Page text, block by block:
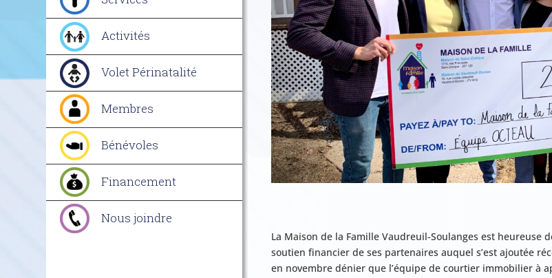
Activités
Volet Périnatalité
Membres
Bénévoles
Financement
Nous joindre
La Maison de la Famille Vaudreuil-Soulanges est heureuse
soutien financier de ses partenaires auquel s’est ajoutée
en novembre dénier que l’équipe de courtier immobilier à